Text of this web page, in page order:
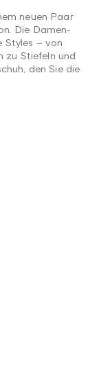
neuen Paar
Die Damen-
Styles – von
zu Stiefeln und
den Sie die